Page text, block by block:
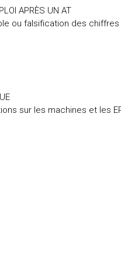
APRÈS UN AT
ou falsification des chiffres
sur les machines et les